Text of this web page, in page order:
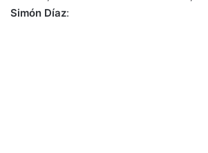
Simón Díaz: